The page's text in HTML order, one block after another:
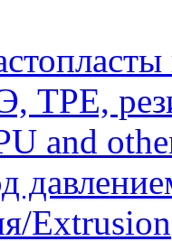
TPE,
and
Extrusion